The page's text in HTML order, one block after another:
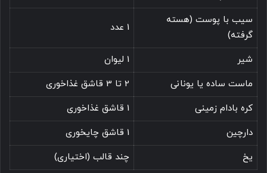
سیب با پوست (هسته
گرفته)
1 عدد
شیر
1 لیوان
ماست ساده یا یونانی
2 تا 3 قاشق غذاخوری
کره بادام زمینی
1 قاشق غذاخوری
دارچین
1 قاشق چایخوری
یخ
چند قالب (اختیاری)